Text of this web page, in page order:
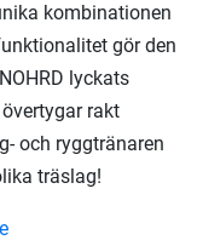
kombinationen
gör den
lyckats
rakt
och ryggtränaren
träslag!